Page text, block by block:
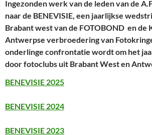
Ingezonden werk van de leden van de
naar de BENEVISIE, een jaarlijkse
Brabant west van de FOTOBOND en de
Antwerpse verbroedering van
onderlinge confrontatie wordt om het
door fotoclubs uit Brabant West en
BENEVISIE 2025
BENEVISIE 2024
BENEVISIE 2023